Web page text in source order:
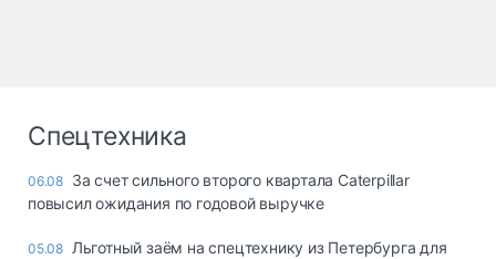
Спецтехника
06.08 За счет сильного второго квартала Caterpillar
повысил ожидания по годовой выручке
05.08 Льготный заём на спецтехнику из Петербурга для